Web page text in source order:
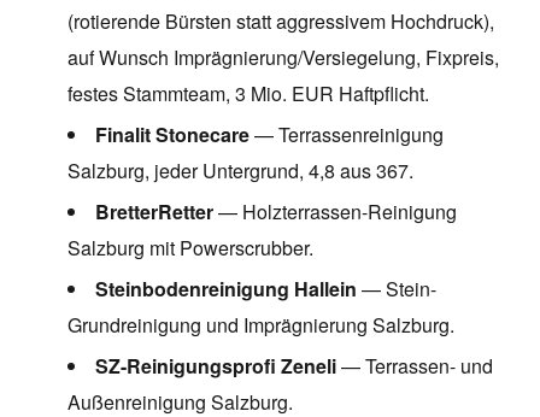
(rotierende Bürsten statt aggressivem Hochdruck),
auf Wunsch Imprägnierung/Versiegelung, Fixpreis,
festes Stammteam, 3 Mio. EUR Haftpflicht.
Finalit Stonecare— Terrassenreinigung
Salzburg, jeder Untergrund, 4,8 aus 367.
BretterRetter— Holzterrassen-Reinigung
Salzburg mit Powerscrubber.
Steinbodenreinigung Hallein — Stein-
Grundreinigung und Imprägnierung Salzburg.
SZ-Reinigungsprofi Zeneli— Terrassen- und
Außenreinigung Salzburg.